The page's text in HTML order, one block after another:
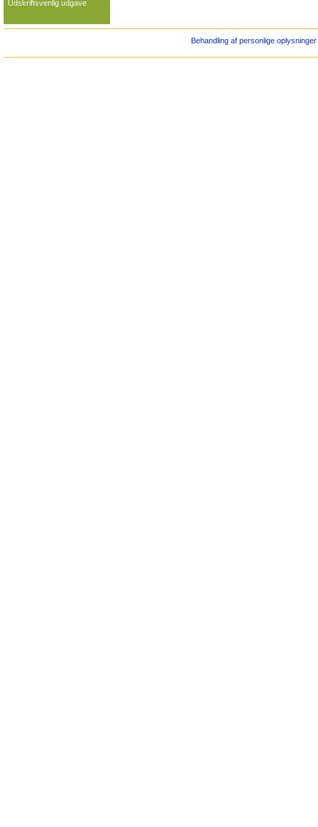
Udskriftsvenlig udgave
Behandling af personlige oplysninger